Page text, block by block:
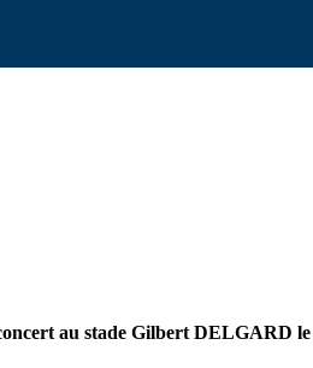
au stade Gilbert DELGARD